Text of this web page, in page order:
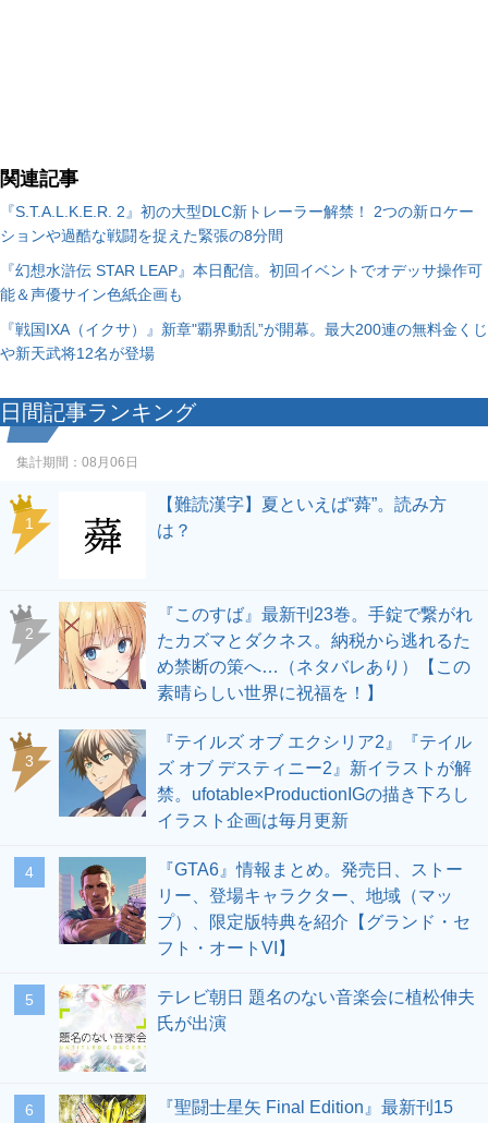
関連記事
『S.T.A.L.K.E.R. 2』初の大型DLC新トレーラー解禁！ 2つの新ロケー
ションや過酷な戦闘を捉えた緊張の8分間
『幻想水滸伝 STAR LEAP』本日配信。初回イベントでオデッサ操作可
能＆声優サイン色紙企画も
『戦国IXA（イクサ）』新章"覇界動乱”が開幕。最大200連の無料金くじ
や新天武将12名が登場
日間記事ランキング
集計期間： 08月06日
1
【難読漢字】夏といえば“蕣”。読み方
は？
2
『このすば』最新刊23巻。手錠で繋がれ
たカズマとダクネス。納税から逃れるた
め禁断の策へ…（ネタバレあり）【この
素晴らしい世界に祝福を！】
3
『テイルズ オブ エクシリア2』『テイル
ズ オブ デスティニー2』新イラストが解
禁。ufotable×ProductionIGの描き下ろし
イラスト企画は毎月更新
4
『GTA6』情報まとめ。発売日、ストー
リー、登場キャラクター、地域（マッ
プ）、限定版特典を紹介【グランド・セ
フト・オートVI】
5
テレビ朝日 題名のない音楽会に植松伸夫
氏が出演
6
『聖闘士星矢 Final Edition』最新刊15